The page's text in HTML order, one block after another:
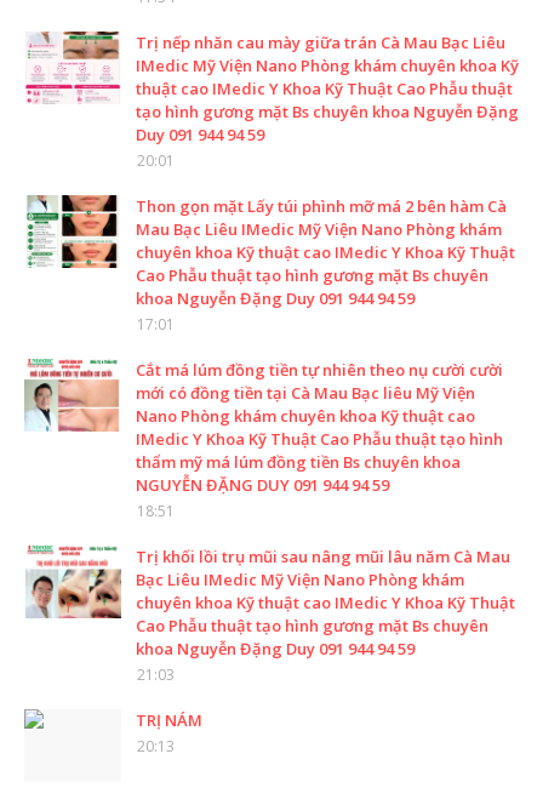
Trị nếp nhăn cau mày giữa trán Cà Mau Bạc Liêu
IMedic Mỹ Viện Nano Phòng khám chuyên khoa Kỹ
thuật cao IMedic Y Khoa Kỹ Thuật Cao Phẫu thuật
tạo hình gương mặt Bs chuyên khoa Nguyễn Đặng
Duy 091 944 94 59
20:01
Thon gọn mặt Lấy túi phình mỡ má 2 bên hàm Cà
Mau Bạc Liêu IMedic Mỹ Viện Nano Phòng khám
chuyên khoa Kỹ thuật cao IMedic Y Khoa Kỹ Thuật
Cao Phẫu thuật tạo hình gương mặt Bs chuyên
khoa Nguyễn Đặng Duy 091 944 94 59
17:01
Cắt má lúm đồng tiền tự nhiên theo nụ cười cười
mới có đồng tiền tại Cà Mau Bạc liêu Mỹ Viện
Nano Phòng khám chuyên khoa Kỹ thuật cao
IMedic Y Khoa Kỹ Thuật Cao Phẫu thuật tạo hình
thẩm mỹ má lúm đồng tiền Bs chuyên khoa
NGUYỄN ĐẶNG DUY 091 944 94 59
18:51
Trị khối lồi trụ mũi sau nâng mũi lâu năm Cà Mau
Bạc Liêu IMedic Mỹ Viện Nano Phòng khám
chuyên khoa Kỹ thuật cao IMedic Y Khoa Kỹ Thuật
Cao Phẫu thuật tạo hình gương mặt Bs chuyên
khoa Nguyễn Đặng Duy 091 944 94 59
21:03
TRỊ NÁM
20:13